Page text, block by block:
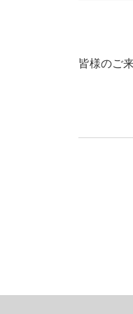
皆様のご